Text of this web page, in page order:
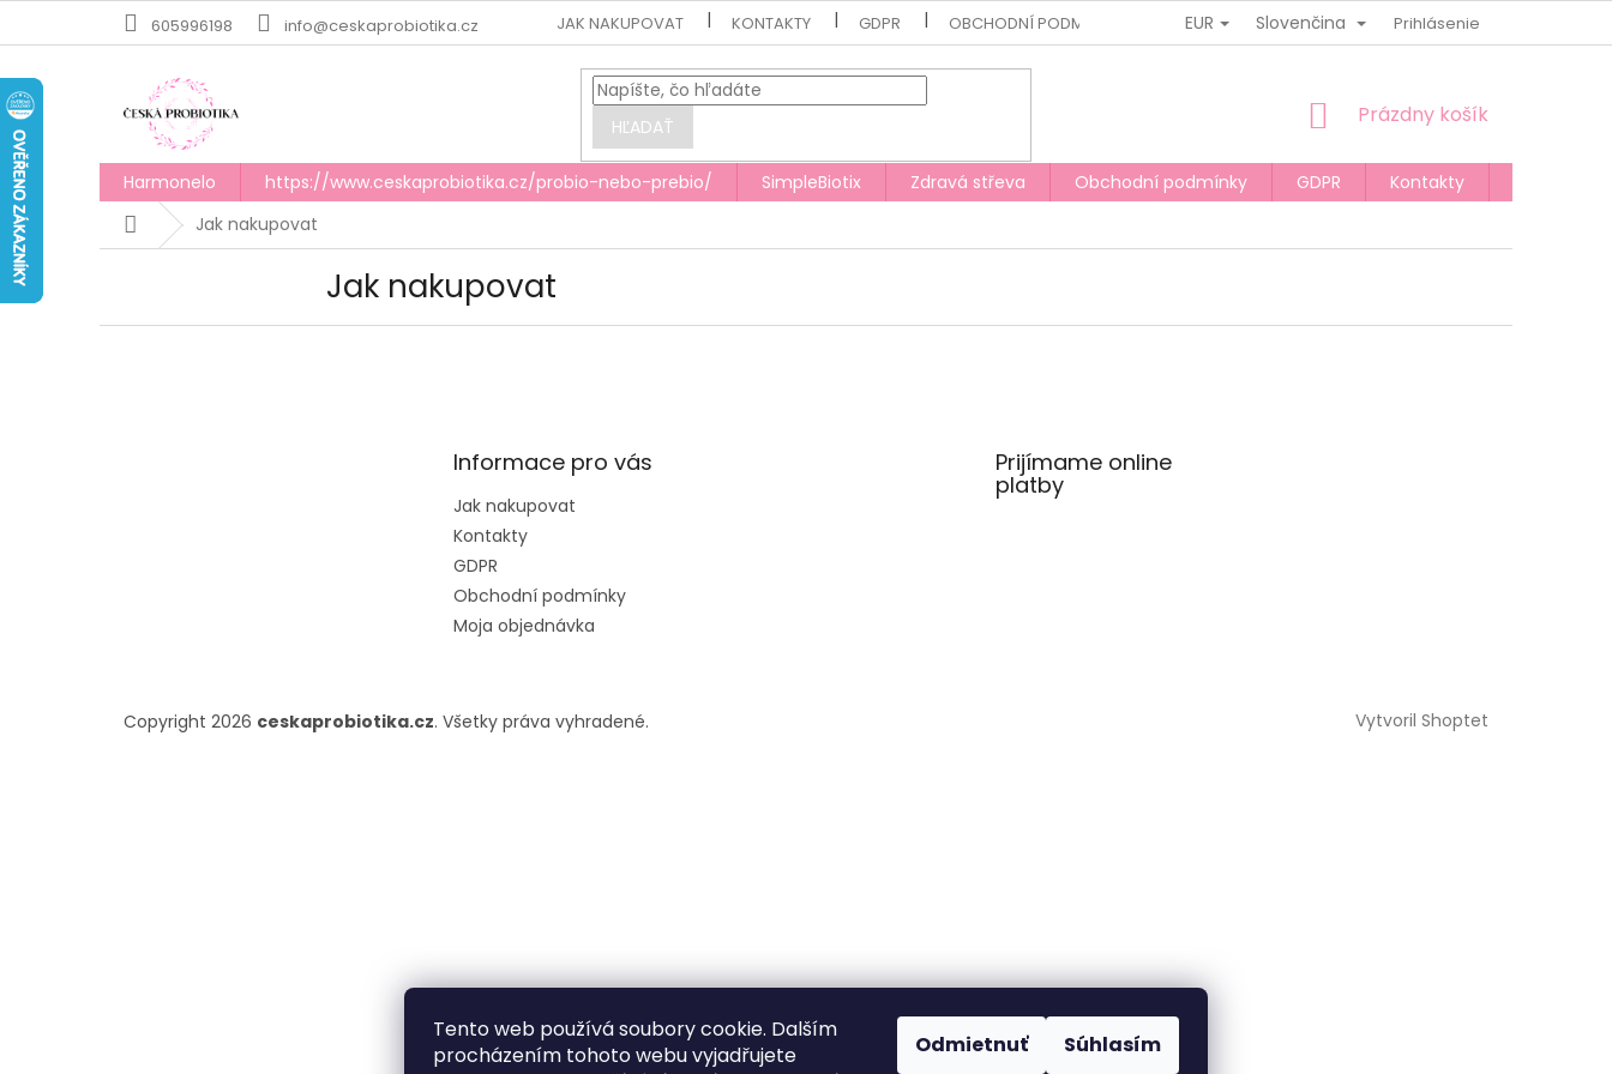
Tento web používá soubory cookie. Dalším
procházením tohoto webu vyjadřujete
Odmietnuť Súhlasím
605996198 info@ceskaprobiotika.cz JAK NAKUPOVAT KONTAKTY GDPR OBCHODNÍ PODMÍNKY MOJA OBJEDNÁVKA
EUR Slovenčina Prihlásenie
HĽADAŤ
NÁKUPNÝ
Prázdny košík
Harmonelo https://www.ceskaprobiotika.cz/probio-nebo-prebio/ SimpleBiotix Zdravá střeva Obchodní podmínky GDPR Kontakty
DomovJak nakupovat
Jak nakupovat
Informace pro vás
Jak nakupovat
Kontakty
GDPR
Obchodní podmínky
Moja objednávka
Prijímame online
platby
Vytvoril Shoptet
Copyright 2026 ceskaprobiotika.cz. Všetky práva vyhradené.